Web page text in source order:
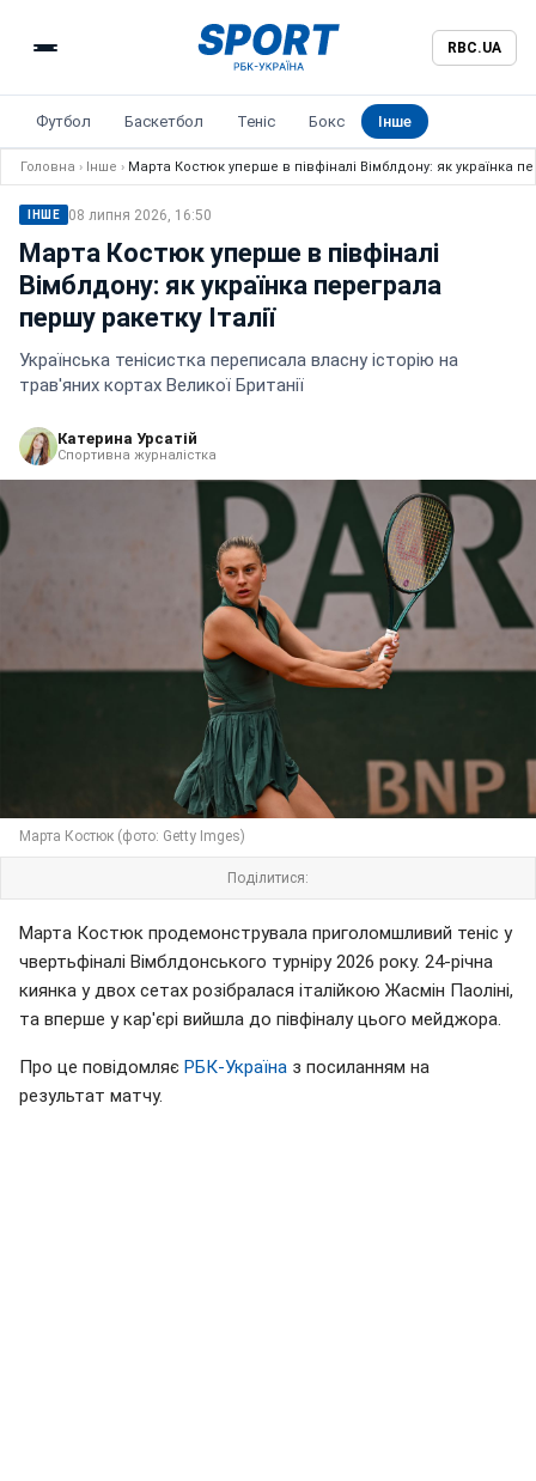
RBC.UA
Футбол Баскетбол Теніс Бокс Інше
Головна › Інше › Марта Костюк уперше в півфіналі Вімблдону: як українка
ІНШЕ 08 липня 2026, 16:50
Марта Костюк уперше в півфіналі
Вімблдону: як українка переграла
першу ракетку Італії
Українська тенісистка переписала власну історію на
трав'яних кортах Великої Британії
Катерина Урсатій
Спортивна журналістка
Марта Костюк (фото: Getty Imges)
Поділитися:
Марта Костюк продемонструвала приголомшливий теніс у
чвертьфіналі Вімблдонського турніру 2026 року. 24-річна
киянка у двох сетах розібралася італійкою Жасмін Паоліні,
та вперше у кар'єрі вийшла до півфіналу цього мейджора.
Про це повідомляє РБК-Україна з посиланням на
результат матчу.